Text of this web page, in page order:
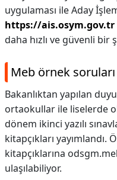
uygulaması ile Aday
https://ais.osym.gov.tr
daha hızlı ve güvenli bir
Meb örnek
Bakanlıktan yapılan
ortaokullar ile liselerde
dönem ikinci yazılı
kitapçıkları
kitapçıklarına
ulaşılabiliyor.